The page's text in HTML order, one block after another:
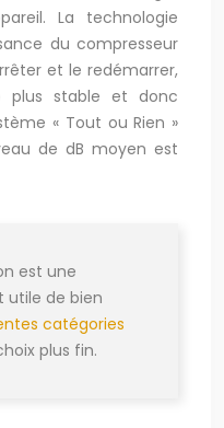
La technologie
du compresseur
et le redémarrer,
plus stable et donc
« Tout ou Rien »
de dB moyen est
est une
utile de bien
catégories
plus fin.